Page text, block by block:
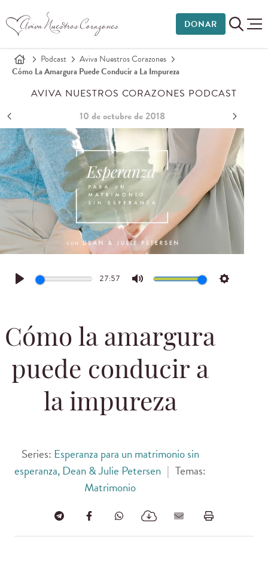
DONAR
Podcast
Aviva Nuestros Corazones
Cómo La Amargura Puede Conducir a La Impureza
AVIVA NUESTROS CORAZONES PODCAST
10 de octubre de 2018
Play
27:57
Mute Settings
Cómo la amargura
puede conducir a
la impureza
Series: Esperanza para un matrimonio sin
esperanza, Dean & Julie Petersen | Temas:
Matrimonio